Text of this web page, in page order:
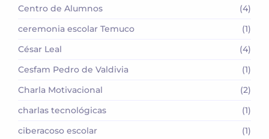
Centro de Alumnos
(4)
ceremonia escolar Temuco
(1)
César Leal
(4)
Cesfam Pedro de Valdivia
(1)
Charla Motivacional
(2)
charlas tecnológicas
(1)
ciberacoso escolar
(1)